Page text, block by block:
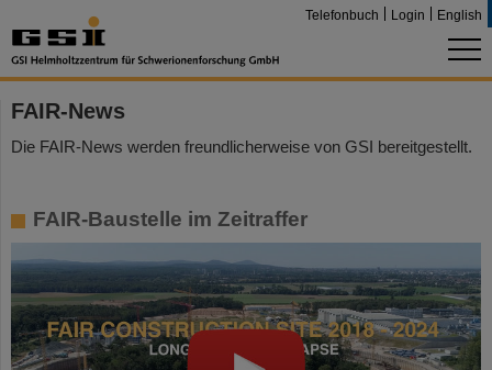
Telefonbuch Login English
FAIR-News
Die FAIR-News werden freundlicherweise von GSI bereitgestellt.
FAIR-Baustelle im Zeitraffer